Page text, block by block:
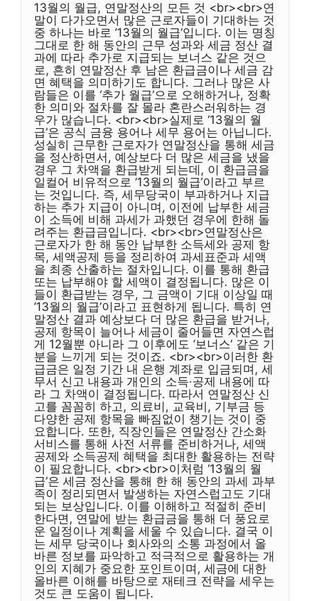
13월의 월급, 연말정산의 모든 것 <br><br>연
말이 다가오면서 많은 근로자들이 기대하는 것
중 하나는 바로 ‘13월의 월급’입니다. 이는 명칭
그대로 한 해 동안의 근무 성과와 세금 정산 결
과에 따라 추가로 지급되는 보너스 같은 것으
로, 흔히 연말정산 후 남은 환급금이나 세금 감
면 혜택을 의미하기도 합니다. 그러나 많은 사
람들은 이를 ‘추가 월급’으로 오해하거나, 정확
한 의미와 절차를 잘 몰라 혼란스러워하는 경
우가 많습니다. <br><br>실제로 ‘13월의 월
급’은 공식 금융 용어나 세무 용어는 아닙니다.
성실히 근무한 근로자가 연말정산을 통해 세금
을 정산하면서, 예상보다 더 많은 세금을 냈을
경우 그 차액을 환급받게 되는데, 이 환급금을
일컬어 비유적으로 ‘13월의 월급’이라고 부르
는 것입니다. 즉, 세무당국이 부과하거나 지급
하는 추가 지급이 아니며, 이전에 납부한 세금
이 소득에 비해 과세가 과했던 경우에 한해 돌
려주는 환급금입니다. <br><br>연말정산은
근로자가 한 해 동안 납부한 소득세와 공제 항
목, 세액공제 등을 정리하여 과세표준과 세액
을 최종 산출하는 절차입니다. 이를 통해 환급
또는 납부해야 할 세액이 결정됩니다. 많은 이
들이 환급받는 경우, 그 금액이 기대 이상일 때
‘13월의 월급’이라고 표현하게 됩니다. 특히 연
말정산 결과 예상보다 더 많은 환급을 받거나,
공제 항목이 늘어나 세금이 줄어들면 자연스럽
게 12월뿐 아니라 그 이후에도 ‘보너스’ 같은 기
분을 느끼게 되는 것이죠. <br><br>이러한 환
급금은 일정 기간 내 은행 계좌로 입금되며, 세
무서 신고 내용과 개인의 소득·공제 내용에 따
라 그 차액이 결정됩니다. 따라서 연말정산 신
고를 꼼꼼히 하고, 의료비, 교육비, 기부금 등
다양한 공제 항목을 빠짐없이 챙기는 것이 중
요합니다. 또한, 직장인들은 연말정산 간소화
서비스를 통해 사전 서류를 준비하거나, 세액
공제와 소득공제 혜택을 최대한 활용하는 전략
이 필요합니다. <br><br>이처럼 ‘13월의 월
급’은 세금 정산을 통해 한 해 동안의 과세 과부
족이 정리되면서 발생하는 자연스럽고도 기대
되는 보상입니다. 이를 이해하고 적절히 준비
한다면, 연말에 받는 환급금을 통해 더 풍요로
운 일정이나 계획을 세울 수 있습니다. 결국 이
는 세무 당국이나 회사와의 소통 과정에서 올
바른 정보를 파악하고 적극적으로 활용하는 개
인의 지혜가 중요한 포인트이며, 세금에 대한
올바른 이해를 바탕으로 재테크 전략을 세우는
것도 큰 도움이 됩니다.